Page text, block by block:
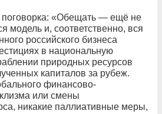
поговорка: «Обещать — ещё не
модель и, соответственно, вся
российского бизнеса
в национальную
природных ресурсов
капиталов за рубеж.
финансово-
или смены
никакие паллиативные меры,